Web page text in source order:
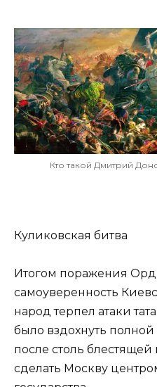
Кто такой Дмитрий
Куликовская битва
Итогом поражения
самоуверенность
народ терпел атаки
было вздохнуть
после столь
сделать Москву